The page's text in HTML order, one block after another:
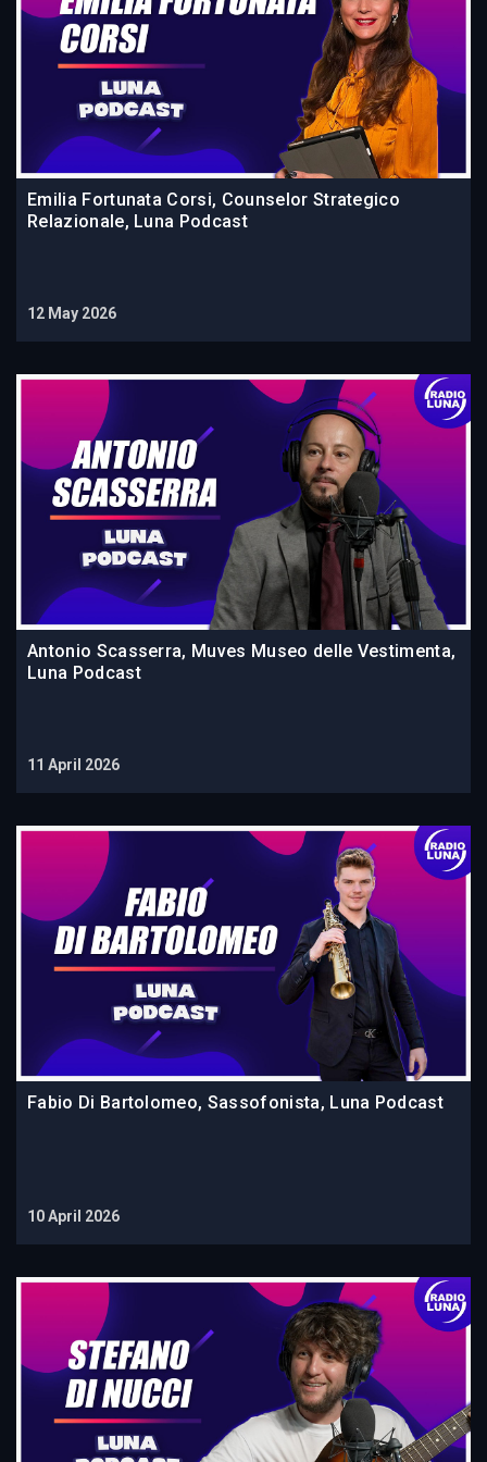
Emilia Fortunata Corsi, Counselor Strategico
Relazionale, Luna Podcast
12 May 2026
Antonio Scasserra, Muves Museo delle Vestimenta,
Luna Podcast
11 April 2026
Fabio Di Bartolomeo, Sassofonista, Luna Podcast
10 April 2026